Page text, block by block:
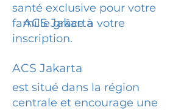
santé exclusive pour votre
famille grâce à votre
inscription.
ACS Jakarta
ACS Jakarta
est situé dans la région
centrale et encourage une